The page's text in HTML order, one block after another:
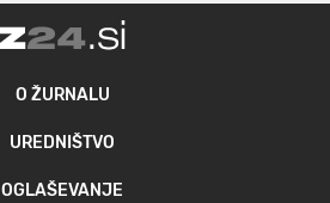
O ŽURNALU
UREDNIŠTVO
OGLAŠEVANJE